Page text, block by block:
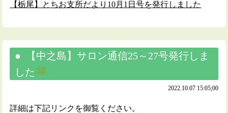
【栃尾】とちお支所だより10月1日号を発行しました
【中之島】サロン通信25～27号発行しま
した
2022.10.07 15:05;00
詳細は下記リンクを御覧ください。